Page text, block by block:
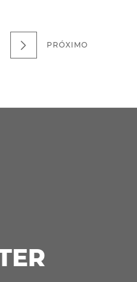
PRÓXIMO